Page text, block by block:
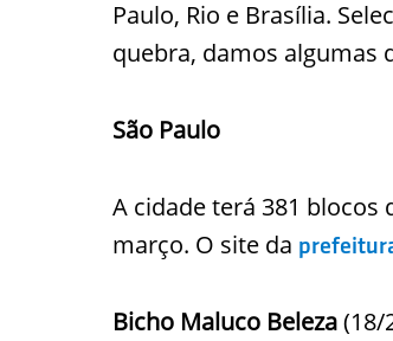
Paulo, Rio e Brasília.
quebra, damos algumas
São Paulo
A cidade terá 381 blocos
março. O site da
Bicho Maluco Beleza(18/